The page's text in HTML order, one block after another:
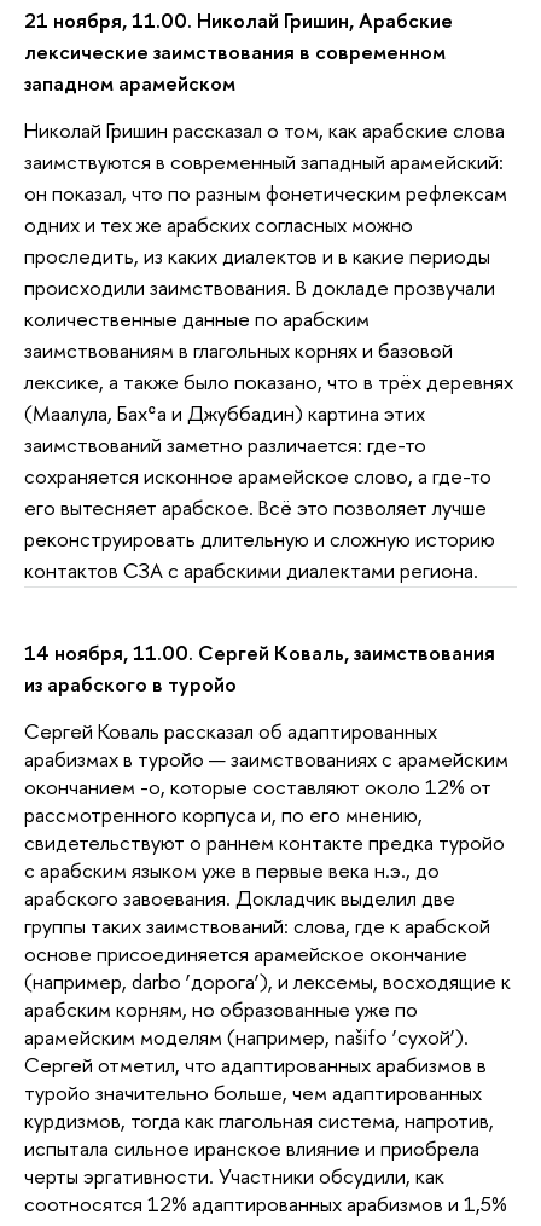
21 ноября, 11.00. Николай Гришин, Арабские
лексические заимствования в современном
западном арамейском
Николай Гришин рассказал о том, как арабские слова
заимствуются в современный западный арамейский:
он показал, что по разным фонетическим рефлексам
одних и тех же арабских согласных можно
проследить, из каких диалектов и в какие периоды
происходили заимствования. В докладе прозвучали
количественные данные по арабским
заимствованиям в глагольных корнях и базовой
лексике, а также было показано, что в трёх деревнях
(Маалула, Бахʿа и Джуббадин) картина этих
заимствований заметно различается: где-то
сохраняется исконное арамейское слово, а где-то
его вытесняет арабское. Всё это позволяет лучше
реконструировать длительную и сложную историю
контактов СЗА с арабскими диалектами региона.
14 ноября, 11.00. Сергей Коваль, заимствования
из арабского в туройо
Сергей Коваль рассказал об адаптированных
арабизмах в туройо — заимствованиях с арамейским
окончанием -o, которые составляют около 12% от
рассмотренного корпуса и, по его мнению,
свидетельствуют о раннем контакте предка туройо
с арабским языком уже в первые века н.э., до
арабского завоевания. Докладчик выделил две
группы таких заимствований: слова, где к арабской
основе присоединяется арамейское окончание
(например, darbo ‘дорога’), и лексемы, восходящие к
арабским корням, но образованные уже по
арамейским моделям (например, našifo ‘сухой’).
Сергей отметил, что адаптированных арабизмов в
туройо значительно больше, чем адаптированных
курдизмов, тогда как глагольная система, напротив,
испытала сильное иранское влияние и приобрела
черты эргативности. Участники обсудили, как
соотносятся 12% адаптированных арабизмов и 1,5%